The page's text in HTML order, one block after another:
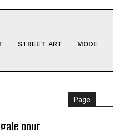
STREET ART MODE
pour
Page